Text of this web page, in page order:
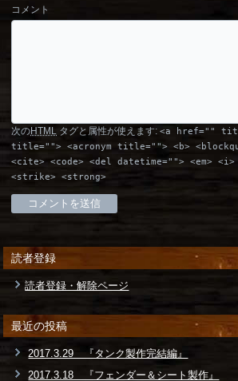
コメント
次のHTML タグと属性が使えます:<a href=""
title=""> <acronym title=""> <b>
<cite> <code> <del datetime=""> <em>
<strike> <strong>
読者登録
読者登録・解除ページ
最近の投稿
2017.3.29 『タンク製作完結編』
2017.3.18 『フェンダー＆シート製作』